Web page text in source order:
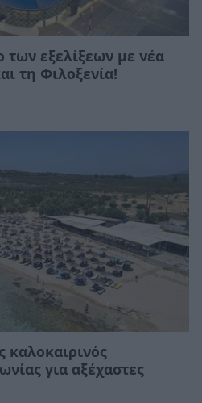
των εξελίξεων με νέα
τη Φιλοξενία!
καλοκαιρινός
για αξέχαστες